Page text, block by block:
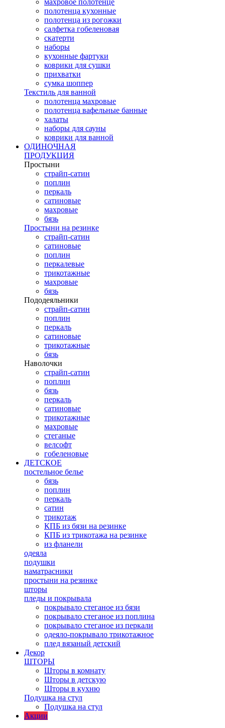
махровое полотенце
полотенца кухонные
полотенца из рогожки
салфетка гобеленовая
скатерти
наборы
кухонные фартуки
коврики для сушки
прихватки
cумка шоппер
Текстиль для ванной
полотенца махровые
полотенца вафельные банные
халаты
наборы для сауны
коврики для ванной
ОДИНОЧНАЯ
ПРОДУКЦИЯ
Простыни
страйп-сатин
поплин
перкаль
сатиновые
махровые
бязь
Простыни на резинке
страйп-сатин
сатиновые
поплин
перкалевые
трикотажные
махровые
бязь
Пододеяльники
страйп-сатин
поплин
перкаль
сатиновые
трикотажные
бязь
Наволочки
страйп-сатин
поплин
бязь
перкаль
сатиновые
трикотажные
махровые
стеганые
велсофт
гобеленовые
ДЕТСКОЕ
постельное белье
бязь
поплин
перкаль
сатин
трикотаж
КПБ из бязи на резинке
КПБ из трикотажа на резинке
из фланели
одеяла
подушки
наматрасники
простыни на резинке
шторы
пледы и покрывала
покрывало стеганое из бязи
покрывало стеганое из поплина
покрывало стеганое из перкали
одеяло-покрывало трикотажное
плед вязаный детский
Декор
ШТОРЫ
Шторы в комнату
Шторы в детскую
Шторы в кухню
Подушка на стул
Подушка на стул
Акции